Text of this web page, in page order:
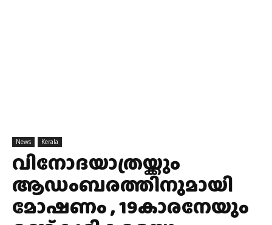
News Kerala
വിനോദയാത്രയ്ക്കും
ആഡംബരത്തിനുമായി
മോഷണം , 19കാരനേയും